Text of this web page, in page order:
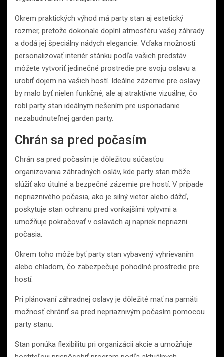
Okrem praktických výhod má party stan aj estetický
rozmer, pretože dokonale doplní atmosféru vašej záhrady
a dodá jej špeciálny nádych elegancie. Vďaka možnosti
personalizovať interiér stánku podľa vašich predstáv
môžete vytvoriť jedinečné prostredie pre svoju oslavu a
urobiť dojem na vašich hostí. Ideálne zázemie pre oslavy
by malo byť nielen funkčné, ale aj atraktívne vizuálne, čo
robí party stan ideálnym riešením pre usporiadanie
nezabudnuteľnej garden party.
Chrán sa pred počasím
Chrán sa pred počasím je dôležitou súčasťou
organizovania záhradných osláv, kde party stan môže
slúžiť ako útulné a bezpečné zázemie pre hostí. V prípade
nepriaznivého počasia, ako je silný vietor alebo dážď,
poskytuje stan ochranu pred vonkajšími vplyvmi a
umožňuje pokračovať v oslavách aj napriek nepriazni
počasia.
Okrem toho môže byť party stan vybavený vyhrievaním
alebo chladom, čo zabezpečuje pohodlné prostredie pre
hostí.
Pri plánovaní záhradnej oslavy je dôležité mať na pamäti
možnosť chrániť sa pred nepriaznivým počasím pomocou
party stanu.
Stan ponúka flexibilitu pri organizácii akcie a umožňuje